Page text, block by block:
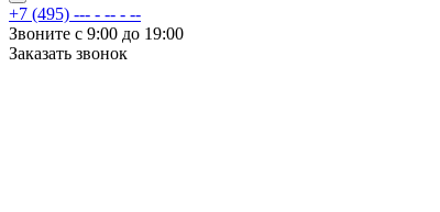
+7 (495) --- - -- - --
Звоните с 9:00 до 19:00
Заказать звонок